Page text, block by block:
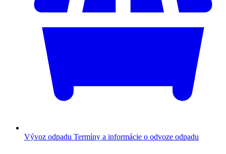
Vývoz odpadu Termíny a informácie o odvoze odpadu